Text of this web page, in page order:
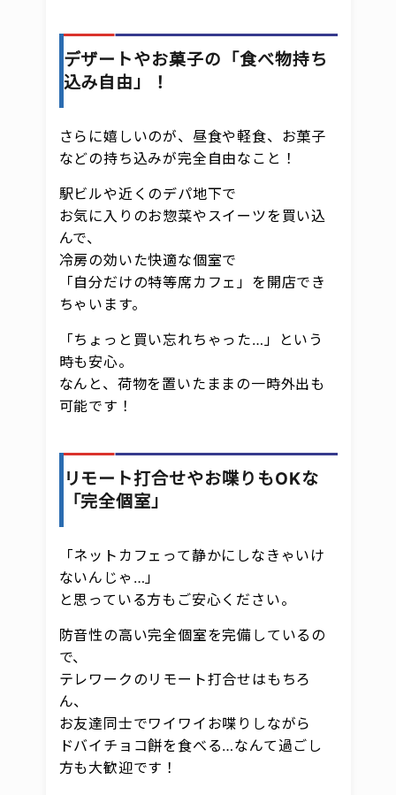
デザートやお菓子の「食べ物持ち
込み自由」！
さらに嬉しいのが、昼食や軽食、お菓子
などの持ち込みが完全自由なこと！
駅ビルや近くのデパ地下で
お気に入りのお惣菜やスイーツを買い込
んで、
冷房の効いた快適な個室で
「自分だけの特等席カフェ」を開店でき
ちゃいます。
「ちょっと買い忘れちゃった…」という
時も安心。
なんと、荷物を置いたままの一時外出も
可能です！
リモート打合せやお喋りもOKな
「完全個室」
「ネットカフェって静かにしなきゃいけ
ないんじゃ…」
と思っている方もご安心ください。
防音性の高い完全個室を完備しているの
で、
テレワークのリモート打合せはもちろ
ん、
お友達同士でワイワイお喋りしながら
ドバイチョコ餅を食べる…なんて過ごし
方も大歓迎です！